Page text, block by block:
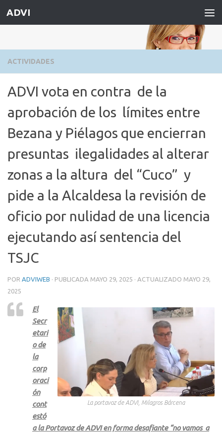
Saltar al contenido
ADVI
ACTIVIDADES
ADVI vota en contra de la
aprobación de los límites entre
Bezana y Piélagos que encierran
presuntas ilegalidades al alterar
zonas a la altura del “Cuco” y
pide a la Alcaldesa la revisión de
oficio por nulidad de una licencia
ejecutando así sentencia del
TSJC
POR ADVIWEB · PUBLICADA MAYO 29, 2025 · ACTUALIZADO MAYO 29,
2025
La portavoz de ADVI, Milagros Bárcena
El
Secr
etari
o de
la
corp
oraci
ón
cont
estó
a la Portavoz de ADVI en forma desafiante “no vamos a